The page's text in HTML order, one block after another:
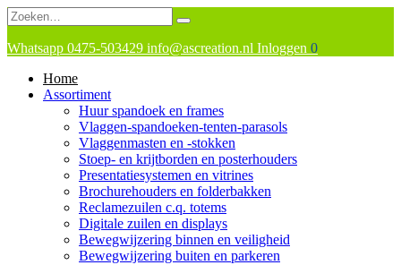
Whatsapp 0475-503429 info@ascreation.nl Inloggen 0
Home
Assortiment
Huur spandoek en frames
Vlaggen-spandoeken-tenten-parasols
Vlaggenmasten en -stokken
Stoep- en krijtborden en posterhouders
Presentatiesystemen en vitrines
Brochurehouders en folderbakken
Reclamezuilen c.q. totems
Digitale zuilen en displays
Bewegwijzering binnen en veiligheid
Bewegwijzering buiten en parkeren